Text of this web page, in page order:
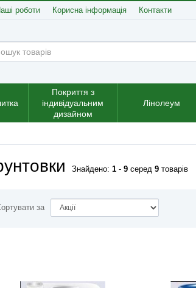
роботи Корисна інформація Контакти
Покриття з
індивідуальним
дизайном
Лінолеум
Знайдено: 1 - 9 серед 9 товарів
за